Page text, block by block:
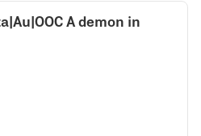
A demon in